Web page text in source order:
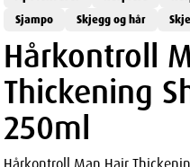
Sjampo
Skjegg og hår
Hårkontroll
Thickening
250ml